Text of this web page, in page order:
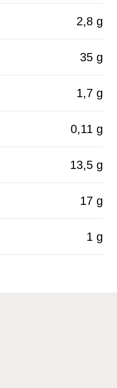
2,8 g
35 g
1,7 g
0,11 g
13,5 g
17 g
1 g